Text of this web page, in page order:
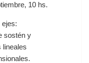
10 hs.
sostén y
lineales